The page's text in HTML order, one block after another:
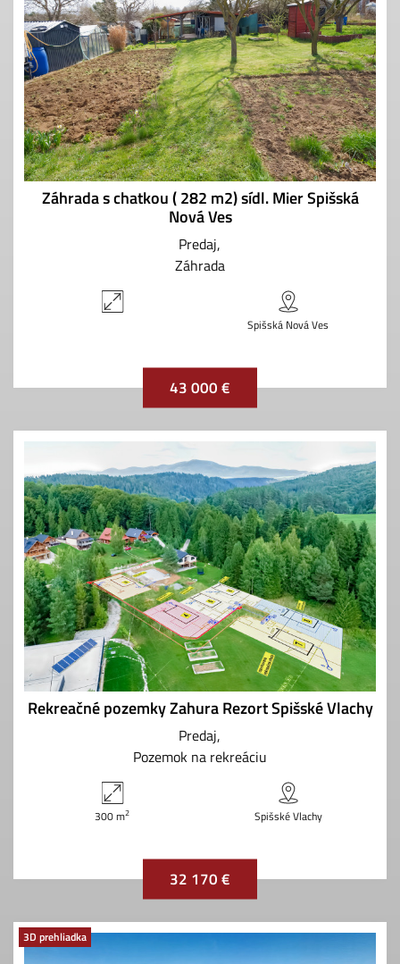
Záhrada s chatkou ( 282 m2) sídl. Mier Spišská
Nová Ves
Predaj
Záhrada
Spišská Nová Ves
43 000 €
Rekreačné pozemky Zahura Rezort Spišské Vlachy
Predaj
Pozemok na rekreáciu
300 m2 Spišské Vlachy
32 170 €
3D prehliadka